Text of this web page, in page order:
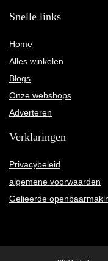
Snelle links
Home
Alles winkelen
Blogs
Onze webshops
Adverteren
Verklaringen
Privacybeleid
algemene voorwaarden
Gelieerde